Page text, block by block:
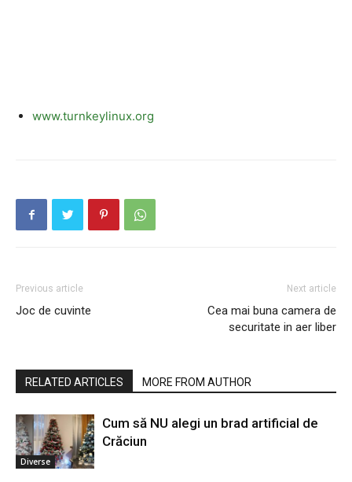
www.turnkeylinux.org
Previous article
Joc de cuvinte
Next article
Cea mai buna camera de
securitate in aer liber
RELATED ARTICLES MORE FROM AUTHOR
Diverse
Cum să NU alegi un brad artificial de
Crăciun